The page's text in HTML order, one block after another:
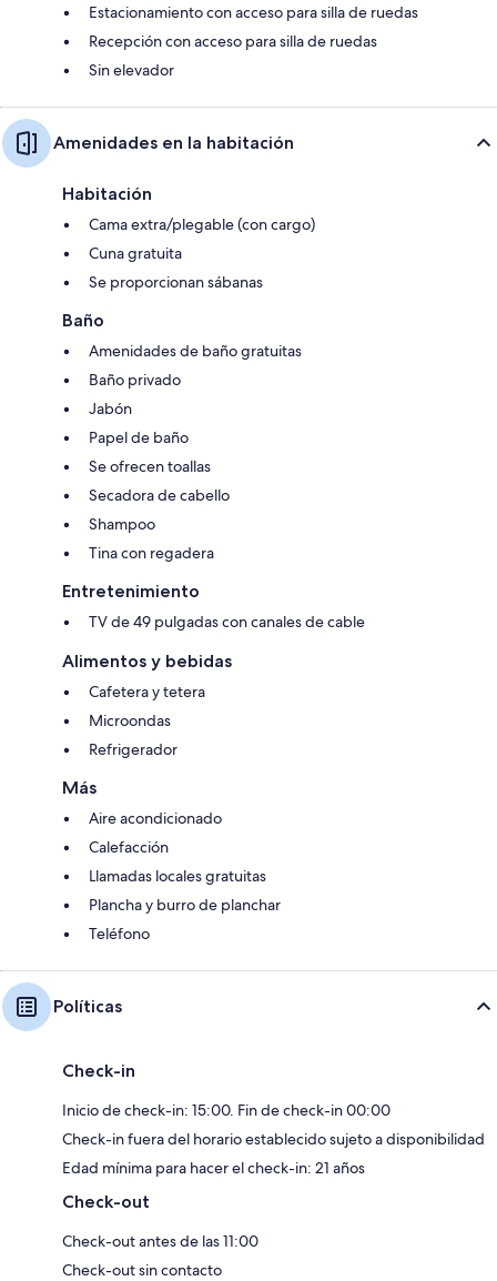
Estacionamiento con acceso para silla de ruedas
Recepción con acceso para silla de ruedas
Sin elevador
Amenidades en la habitación
Habitación
Cama extra/plegable (con cargo)
Cuna gratuita
Se proporcionan sábanas
Baño
Amenidades de baño gratuitas
Baño privado
Jabón
Papel de baño
Se ofrecen toallas
Secadora de cabello
Shampoo
Tina con regadera
Entretenimiento
TV de 49 pulgadas con canales de cable
Alimentos y bebidas
Cafetera y tetera
Microondas
Refrigerador
Más
Aire acondicionado
Calefacción
Llamadas locales gratuitas
Plancha y burro de planchar
Teléfono
Políticas
Check-in
Inicio de check-in: 15:00. Fin de check-in 00:00
Check-in fuera del horario establecido sujeto a disponibilidad
Edad mínima para hacer el check-in: 21 años
Check-out
Check-out antes de las 11:00
Check-out sin contacto